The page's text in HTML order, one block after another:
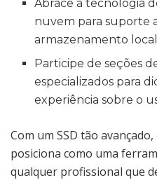
Abrace a tecnologia
nuvem para suporte
armazenamento
Participe de seções
especializados para
experiência sobre o
Com um SSD tão avançado,
posiciona como uma
qualquer profissional que